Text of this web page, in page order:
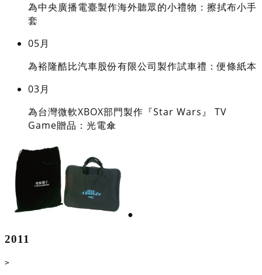
為中央廣播電臺製作海外聽眾的小禮物：擦拭布小手
套
05月
為裕隆酷比汽車股份有限公司製作試車禮：便條紙本
03月
為台灣微軟XBOX部門製作『Star Wars』 TV
Game贈品：光電傘
●
2011
>